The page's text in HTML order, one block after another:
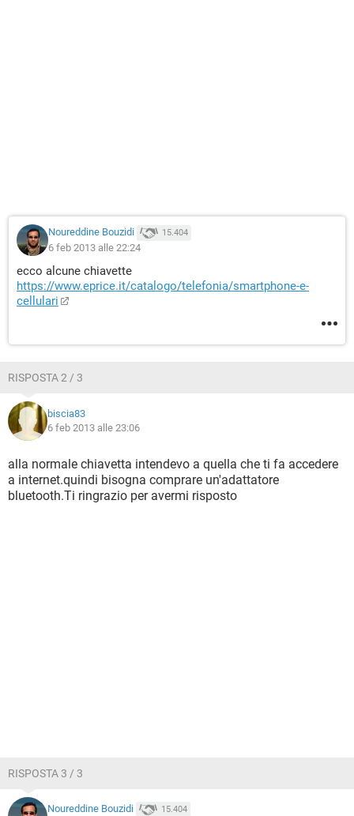
Noureddine Bouzidi 15.404
6 feb 2013 alle 22:24
ecco alcune chiavette
https://www.eprice.it/catalogo/telefonia/smartphone-e-
cellulari
RISPOSTA 2 / 3
biscia83
6 feb 2013 alle 23:06
alla normale chiavetta intendevo a quella che ti fa accedere
a internet.quindi bisogna comprare un'adattatore
bluetooth.Ti ringrazio per avermi risposto
RISPOSTA 3 / 3
Noureddine Bouzidi 15.404